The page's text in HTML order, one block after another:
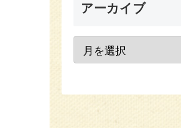
アーカイブ